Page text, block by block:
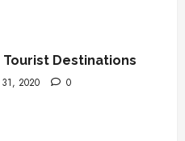
Tourist Destinations
2020 0